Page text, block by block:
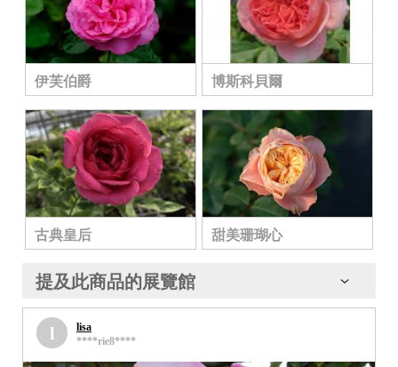
伊芙伯爵 博斯科貝爾
古典皇后 甜美珊瑚心
提及此商品的展覽館
l
lisa
****rie8****